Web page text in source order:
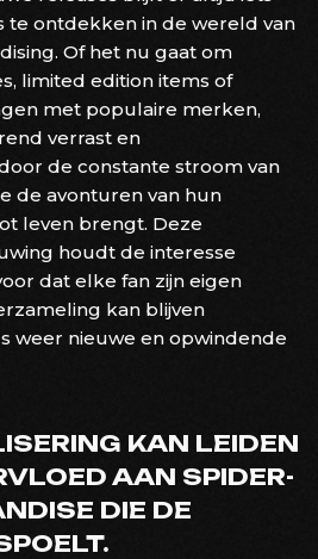
te ontdekken in de wereld van
Of het nu gaat om
limited edition items of
met populaire merken,
verrast en
de constante stroom van
de avonturen van hun
leven brengt. Deze
houdt de interesse
dat elke fan zijn eigen
kan blijven
weer nieuwe en opwindende
KAN LEIDEN
AAN SPIDER-
DIE DE